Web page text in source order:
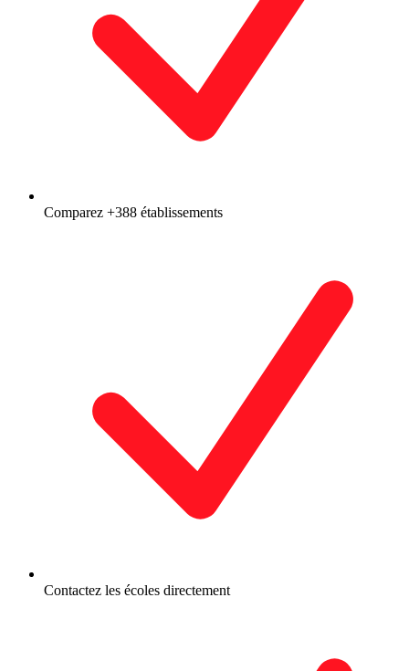
Comparez +388 établissements
Contactez les écoles directement